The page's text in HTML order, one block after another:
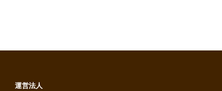
運営法人